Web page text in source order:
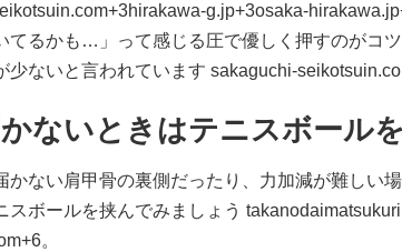
g.jp+3osaka-
てるかも…」って感じる圧で優しく押すのがコ
少ないと言われています sakaguchi-
ないときはテニスボール
かない肩甲骨の裏側だったり、力加減が難しい
スボールを挟んでみましょう
。